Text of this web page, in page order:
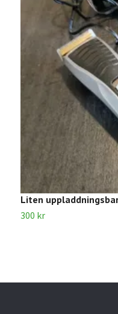
Liten
300 kr